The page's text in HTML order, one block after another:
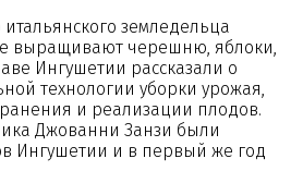
итальянского земледельца
выращивают черешню, яблоки,
Ингушетии рассказали о
технологии уборки урожая,
и реализации плодов.
Джованни Занзи были
Ингушетии и в первый же год